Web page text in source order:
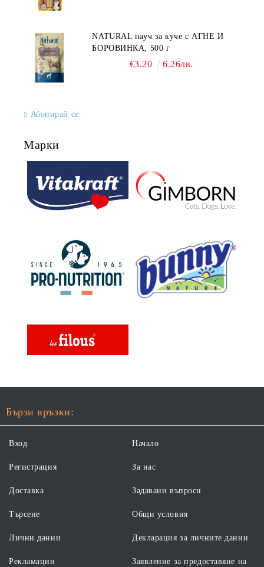
NATURAL пауч за куче с АГНЕ И
БОРОВИНКА, 500 г
€3.20 6.26лв.
Абонирай се
Марки
Бързи връзки:
Вход
Регистрация
Доставка
Търсене
Начало
За нас
Задавани въпроси
Общи условия
Лични данни
Рекламации
Декларация за личните данни
Заявление за предоставяне на